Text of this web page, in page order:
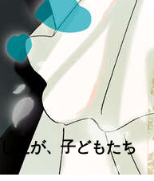
たが、子どもたち